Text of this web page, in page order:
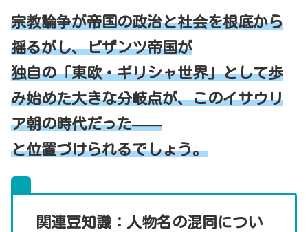
宗教論争が帝国の政治と社会を根底から
揺るがし、ビザンツ帝国が
独自の「東欧・ギリシャ世界」として歩
み始めた大きな分岐点が、このイサウリ
ア朝の時代だった——
と位置づけられるでしょう。
関連豆知識：人物名の混同につい